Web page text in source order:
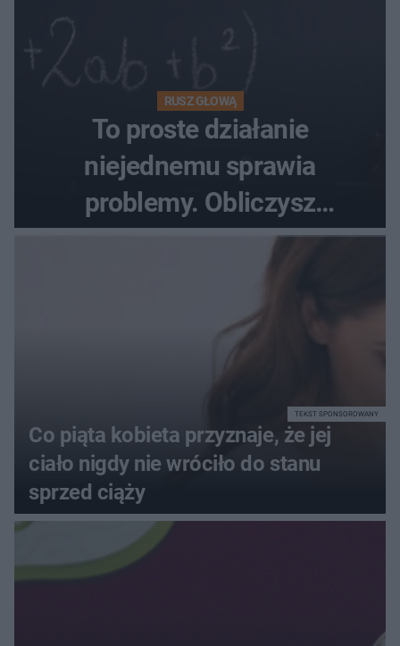
RUSZ GŁOWĄ
To proste działanie
niejednemu sprawia
problemy. Obliczysz
poprawnie, ile to jest
Co piąta kobieta przyznaje, że jej
ciało nigdy nie wróciło do stanu
sprzed ciąży
TEKST SPONSOROWANY